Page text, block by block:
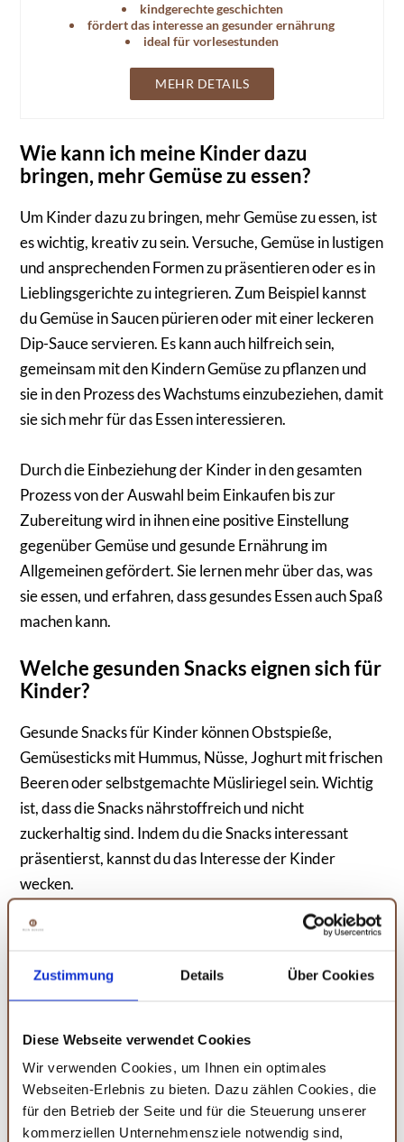
Zustimmung Details Über Cookies
Diese Webseite verwendet Cookies
Wir verwenden Cookies, um Ihnen ein optimales
Webseiten-Erlebnis zu bieten. Dazu zählen Cookies, die
für den Betrieb der Seite und für die Steuerung unserer
kommerziellen Unternehmensziele notwendig sind,
kindgerechte geschichten
fördert das interesse an gesunder ernährung
ideal für vorlesestunden
MEHR DETAILS
Wie kann ich meine Kinder dazu
bringen, mehr Gemüse zu essen?
Um Kinder dazu zu bringen, mehr Gemüse zu essen, ist
es wichtig, kreativ zu sein. Versuche, Gemüse in lustigen
und ansprechenden Formen zu präsentieren oder es in
Lieblingsgerichte zu integrieren. Zum Beispiel kannst
du Gemüse in Saucen pürieren oder mit einer leckeren
Dip-Sauce servieren. Es kann auch hilfreich sein,
gemeinsam mit den Kindern Gemüse zu pflanzen und
sie in den Prozess des Wachstums einzubeziehen, damit
sie sich mehr für das Essen interessieren.
Durch die Einbeziehung der Kinder in den gesamten
Prozess von der Auswahl beim Einkaufen bis zur
Zubereitung wird in ihnen eine positive Einstellung
gegenüber Gemüse und gesunde Ernährung im
Allgemeinen gefördert. Sie lernen mehr über das, was
sie essen, und erfahren, dass gesundes Essen auch Spaß
machen kann.
Welche gesunden Snacks eignen sich für
Kinder?
Gesunde Snacks für Kinder können Obstspieße,
Gemüsesticks mit Hummus, Nüsse, Joghurt mit frischen
Beeren oder selbstgemachte Müsliriegel sein. Wichtig
ist, dass die Snacks nährstoffreich und nicht
zuckerhaltig sind. Indem du die Snacks interessant
präsentierst, kannst du das Interesse der Kinder
wecken.
Durch die kreative Präsentation von Snacks und das
kannst du variieren und die Entdeckung neuer
beizubringen, wie man gesunde Snacks auswählt,
sodass sie auch selbstständig gute Entscheidungen
treffen können.